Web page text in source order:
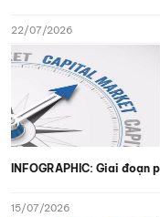
22/07/2026
INFOGRAPHIC: Giai
15/07/2026